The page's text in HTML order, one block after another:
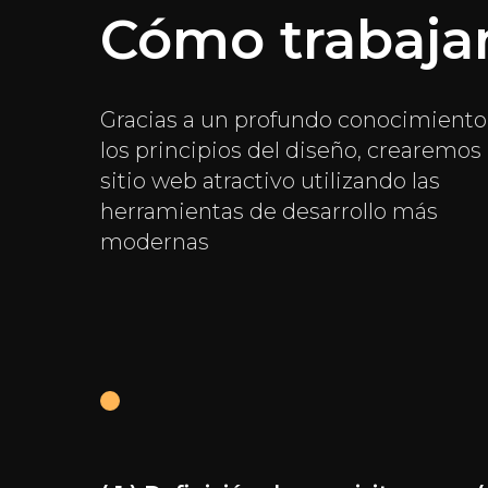
Gracias a un profundo
los principios del diseño, crearemos
sitio web atractivo utilizando las
herramientas de desarrollo más
modernas
Cómo
© 2025 «GRATIO». Todos los derechos reservados.